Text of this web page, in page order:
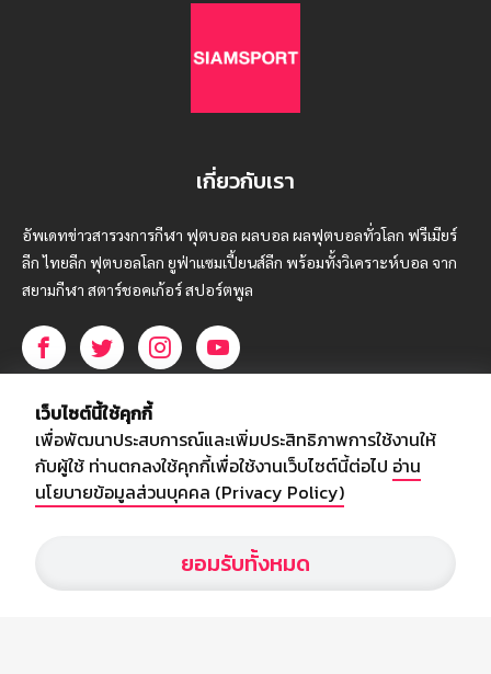
เกี่ยวกับเรา
อัพเดทข่าวสารวงการกีฬา ฟุตบอล ผลบอล ผลฟุตบอลทั่วโลก ฟรีเมียร์
ลีก ไทยลีก ฟุตบอลโลก ยูฟ่าแซมเปี้ยนส์ลีก พร้อมทั้งวิเคราะห์บอล จาก
สยามกีฬา สตาร์ชอคเก้อร์ สปอร์ตพูล
บริษัท สยามสปอร์ต ซินติเคท จำกัด (มหาชน)
เลขที่ 66/26 - 29 ซอยรามอินทรา 40
ถนนรามอินทรา แขวงนวลจันทร์
เขตบึงกุ่ม กรุงเทพฯ 10230
webmaster@siamsport.co.th
เว็บไซต์ : www.siamsport.co.th
เว็บไซต์นี้ใช้คุกกี้
เพื่อพัฒนาประสบการณ์และเพิ่มประสิทธิภาพการใช้งานให้
กับผู้ใช้ ท่านตกลงใช้คุกกี้เพื่อใช้งานเว็บไซต์นี้ต่อไป อ่าน
นโยบายข้อมูลส่วนบุคคล (Privacy Policy)
ยอมรับทั้งหมด